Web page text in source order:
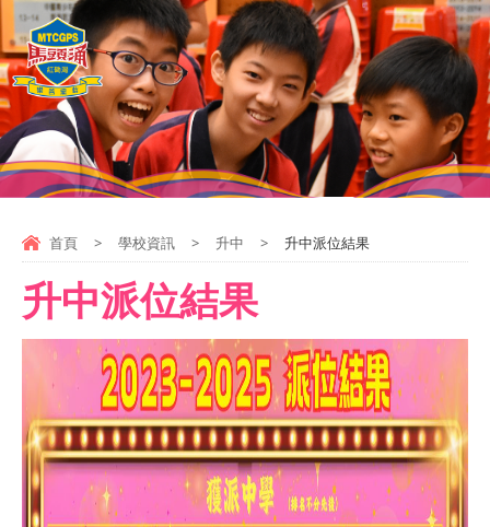
首頁 > 學校資訊 > 升中 > 升中派位結果
升中派位結果